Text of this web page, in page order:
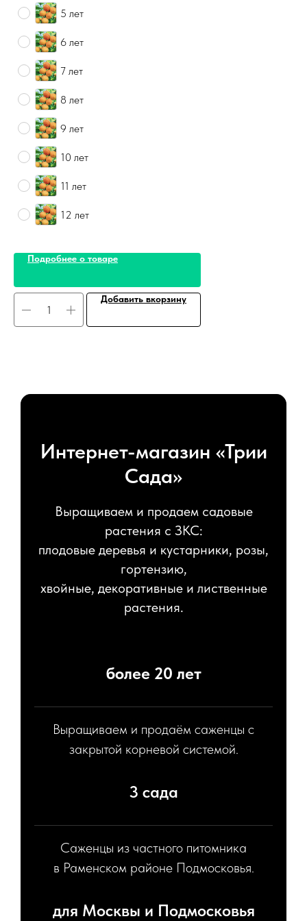
5 лет
6 лет
7 лет
8 лет
9 лет
10 лет
11 лет
12 лет
Подробнее о товаре
Добавить вкорзину
Интернет-магазин «Трии
Сада»
Выращиваем и продаем садовые
растения с ЗКС:
плодовые деревья и кустарники, розы,
гортензию,
хвойные, декоративные и лиственные
растения.
более 20 лет
Выращиваем и продаём саженцы с
закрытой корневой системой.
3 сада
Саженцы из частного питомника
в Раменском районе Подмосковья.
для Москвы и Подмосковья